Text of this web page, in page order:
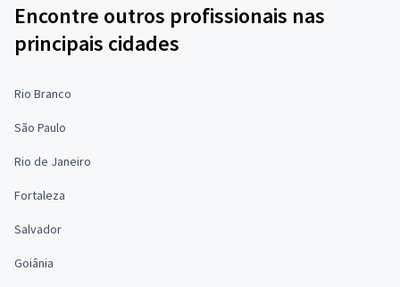
Encontre outros profissionais nas
principais cidades
Rio Branco
São Paulo
Rio de Janeiro
Fortaleza
Salvador
Goiânia